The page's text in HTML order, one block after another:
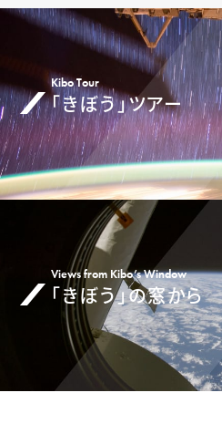
Kibo Tour
「きぼう」ツアー
Views from Kibo’s Window
「きぼう」の窓から